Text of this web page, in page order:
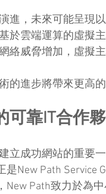
進，未來可能呈現以
於雲端運算的虛擬
絡威脅增加，虛擬
的進步將帶來更高
可靠IT合作
立成功網站的重要
New Path Service
New Path致力於為